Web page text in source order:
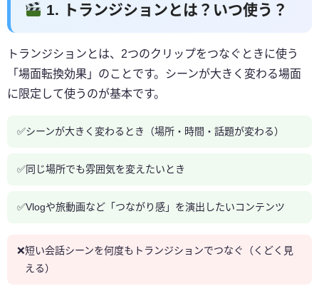
1. トランジションとは？いつ使う？
トランジションとは、2つのクリップをつなぐときに使う
「場面転換効果」のことです。シーンが大きく変わる場面
に限定して使うのが基本です。
シーンが大きく変わるとき（場所・時間・話題が変わる）
同じ場所でも雰囲気を変えたいとき
Vlogや旅動画など「つながり感」を演出したいコンテンツ
短い会話シーンを何度もトランジションでつなぐ（くどく見
える）